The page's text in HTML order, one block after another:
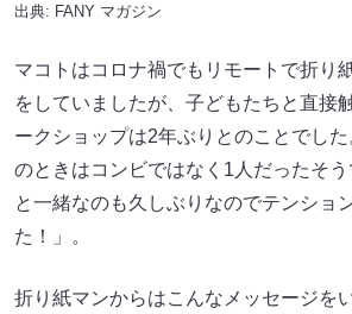
出典: FANY マガジン
マコトはコロナ禍でもリモートで折り
をしていましたが、子どもたちと直接
ークショップは2年ぶりとのことでし
のときはコンビではなく1人だったそ
と一緒なのも久しぶりなのでテンショ
た！」。
折り紙マンからはこんなメッセージを